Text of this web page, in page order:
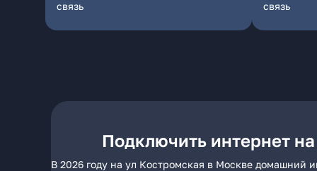
связь
связь
Подключить интернет
В 2026 году на ул Костромская в Москве домашний